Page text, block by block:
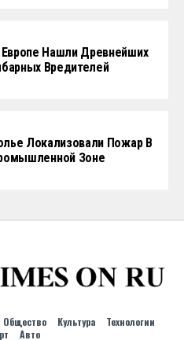
Нашли Древнейших
Вредителей
Локализовали Пожар В
Зоне
Общество Культура
Технологии
Авто